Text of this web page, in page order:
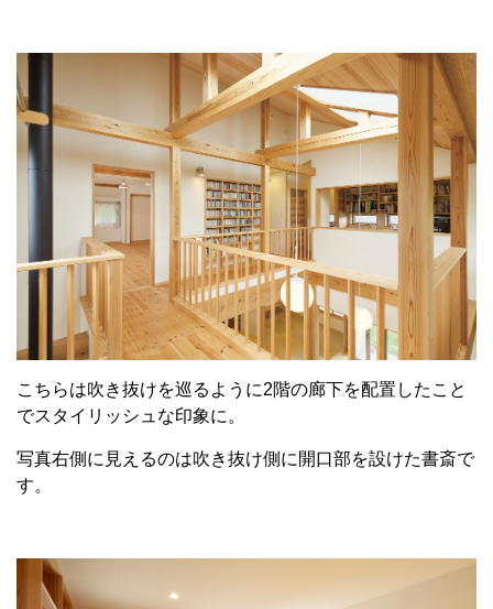
こちらは吹き抜けを巡るように2階の廊下を配置したこと
でスタイリッシュな印象に。
写真右側に見えるのは吹き抜け側に開口部を設けた書斎で
す。